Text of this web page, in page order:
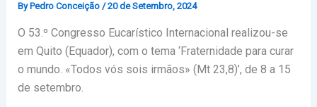
By Pedro Conceição /20 de Setembro, 2024
O 53.º Congresso Eucarístico Internacional realizou-se
em Quito (Equador), com o tema ‘Fraternidade para curar
o mundo. «Todos vós sois irmãos» (Mt 23,8)’, de 8 a 15
de setembro.